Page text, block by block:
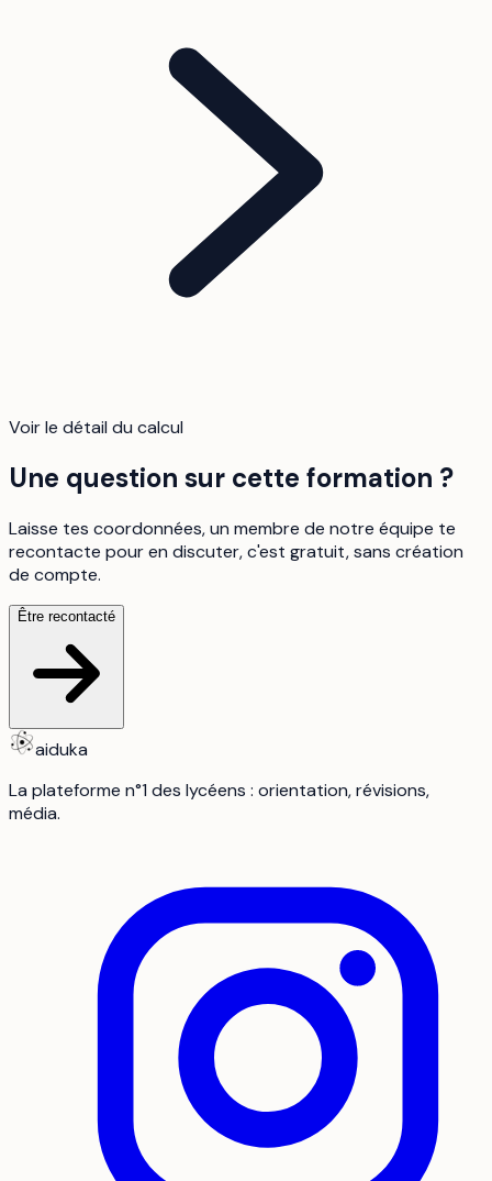
Voir le détail du calcul
Une question sur cette formation ?
Laisse tes coordonnées, un membre de notre équipe te
recontacte pour en discuter, c'est gratuit, sans création
de compte.
Être recontacté
aiduka
La plateforme n°1 des lycéens : orientation, révisions,
média.